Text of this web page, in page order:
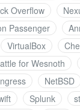
Overflow
Passenger
VirtualBox
for Wesnoth
NetBSD
Splunk